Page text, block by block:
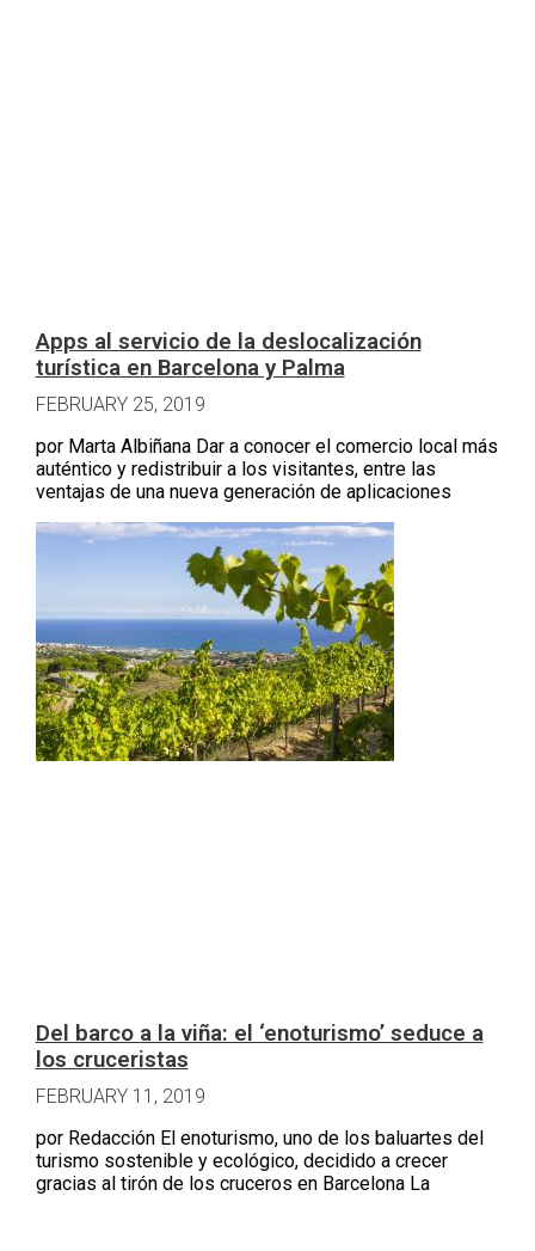
Apps al servicio de la deslocalización
turística en Barcelona y Palma
FEBRUARY 25, 2019
por Marta Albiñana Dar a conocer el comercio local más
auténtico y redistribuir a los visitantes, entre las
ventajas de una nueva generación de aplicaciones
Del barco a la viña: el ‘enoturismo’ seduce a
los cruceristas
FEBRUARY 11, 2019
por Redacción El enoturismo, uno de los baluartes del
turismo sostenible y ecológico, decidido a crecer
gracias al tirón de los cruceros en Barcelona La